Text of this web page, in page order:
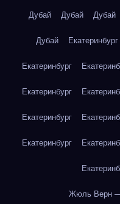
Дубай Дубай Дубай
Дубай Екатеринбург
Екатеринбург
Екатеринбург
Екатеринбург
Екатеринбург
Жюль Верн —